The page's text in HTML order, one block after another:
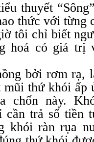
thuyết
thức với từng
tôi chỉ biết
hoá có giá trị
bởi rơm
thứ khói ấp
chốn này.
cần trả số tiền
khói ràn rụa